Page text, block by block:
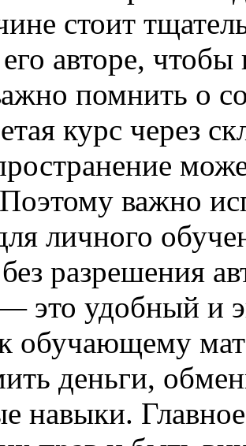
стоит
авторе,
помнить о
курс через
важно
личного
разрешения
это удобный и
обучающему
деньги,
навыки.